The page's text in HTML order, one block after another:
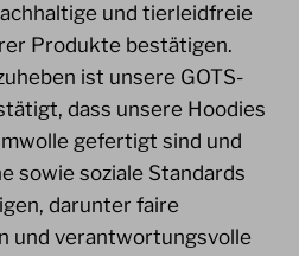
und tierleidfreie
Produkte bestätigen.
ist unsere GOTS-
dass unsere Hoodies
gefertigt sind und
sowie soziale Standards
darunter faire
und verantwortungsvolle